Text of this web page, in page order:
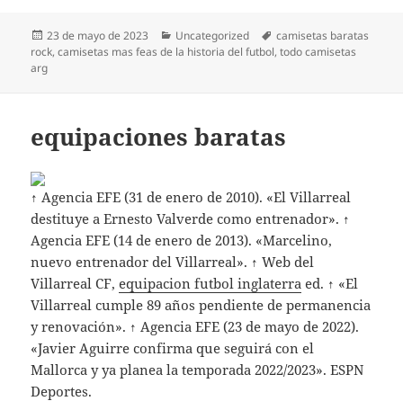
Publicado
el
23 de mayo de 2023 Categorías
Uncategorized Etiquetas
camisetas baratas
rock,camisetas mas feas de la historia del futbol,todo camisetas
arg
equipaciones baratas
↑ Agencia EFE (31 de enero de 2010). «El Villarreal
destituye a Ernesto Valverde como entrenador». ↑
Agencia EFE (14 de enero de 2013). «Marcelino,
nuevo entrenador del Villarreal». ↑ Web del
Villarreal CF,equipacion futbol inglaterra ed. ↑ «El
Villarreal cumple 89 años pendiente de permanencia
y renovación». ↑ Agencia EFE (23 de mayo de 2022).
«Javier Aguirre confirma que seguirá con el
Mallorca y ya planea la temporada 2022/2023». ESPN
Deportes.